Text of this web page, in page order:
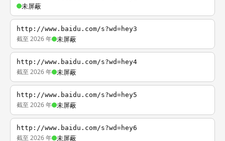
未屏蔽
http://www.baidu.com/s?wd=hey3
截至 2026 年 未屏蔽
http://www.baidu.com/s?wd=hey4
截至 2026 年 未屏蔽
http://www.baidu.com/s?wd=hey5
截至 2026 年 未屏蔽
http://www.baidu.com/s?wd=hey6
截至 2026 年 未屏蔽